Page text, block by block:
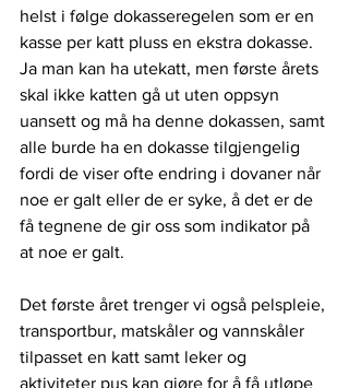
helst i følge dokasseregelen som er en
kasse per katt pluss en ekstra dokasse.
Ja man kan ha utekatt, men første årets
skal ikke katten gå ut uten oppsyn
uansett og må ha denne dokassen, samt
alle burde ha en dokasse tilgjengelig
fordi de viser ofte endring i dovaner når
noe er galt eller de er syke, å det er de
få tegnene de gir oss som indikator på
at noe er galt.
Det første året trenger vi også pelspleie,
transportbur, matskåler og vannskåler
tilpasset en katt samt leker og
aktiviteter pus kan gjøre for å få utløpe